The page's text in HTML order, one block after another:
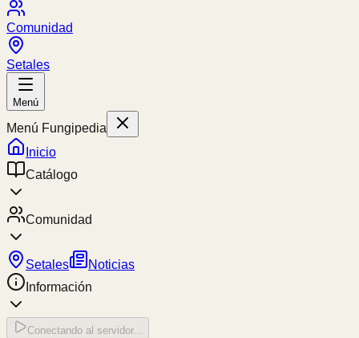
Comunidad
Setales
Menú
Menú Fungipedia
Inicio
Catálogo
Comunidad
Setales
Noticias
Información
Conectando al servidor...